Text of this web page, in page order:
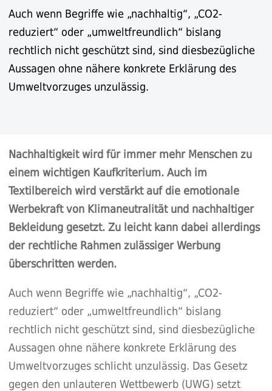
Auch wenn Begriffe wie „nachhaltig“, „CO2-
reduziert“ oder „umweltfreundlich“ bislang
rechtlich nicht geschützt sind, sind diesbezügliche
Aussagen ohne nähere konkrete Erklärung des
Umweltvorzuges unzulässig.
Nachhaltigkeit wird für immer mehr Menschenzu
einem wichtigen Kaufkriterium. Auch im
Textilbereichwird verstärkt auf die emotionale
Werbekraftvon Klimaneutralität und nachhaltiger
Bekleidung gesetzt. Zu leicht kann dabei allerdings
der rechtliche Rahmen zulässiger Werbung
überschritten werden.
Auch wenn Begriffe wie „nachhaltig“, „CO2-
reduziert“ oder „umweltfreundlich“ bislang
rechtlich nicht geschützt sind, sind diesbezügliche
Aussagen ohne nähere konkrete Erklärung des
Umweltvorzuges schlicht unzulässig. Das Gesetz
gegen den unlauteren Wettbewerb (UWG) setzt